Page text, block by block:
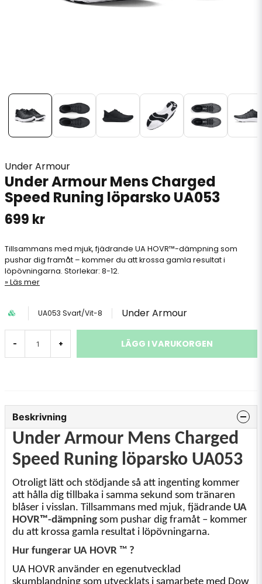
Under Armour
Under Armour Mens Charged
Speed ​​Runing löparsko UA053
699 kr
Tillsammans med mjuk, fjädrande UA HOVR™-dämpning som
pushar dig framåt – kommer du att krossa gamla resultat i
löpövningarna. Storlekar: 8-12.
Läs mer
UA053 Svart/Vit-8 Under Armour
- + LÄGG I VARUKORGEN
Beskrivning
Under Armour Mens Charged
Speed ​​Runing löparsko UA053
Otroligt lätt och stödjande så att ingenting kommer
att hålla dig tillbaka i samma sekund som tränaren
blåser i visslan. Tillsammans med mjuk, fjädrande UA
HOVR™-dämpning som pushar dig framåt – kommer
du att krossa gamla resultat i löpövningarna.
Hur fungerar UA HOVR ™ ?
UA HOVR använder en egenutvecklad